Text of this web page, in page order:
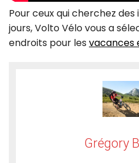
Pour ceux qui cherchez
jours, Volto Vélo vous a
endroits pour les vacances
Grégory